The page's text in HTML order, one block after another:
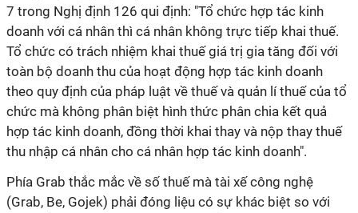
7 trong Nghị định 126 qui định: "Tổ chức hợp tác kinh
doanh với cá nhân thì cá nhân không trực tiếp khai thuế.
Tổ chức có trách nhiệm khai thuế giá trị gia tăng đối với
toàn bộ doanh thu của hoạt động hợp tác kinh doanh
theo quy định của pháp luật về thuế và quản lí thuế của tổ
chức mà không phân biệt hình thức phân chia kết quả
hợp tác kinh doanh, đồng thời khai thay và nộp thay thuế
thu nhập cá nhân cho cá nhân hợp tác kinh doanh".
Phía Grab thắc mắc về số thuế mà tài xế công nghệ
(Grab, Be, Gojek) phải đóng liệu có sự khác biệt so với